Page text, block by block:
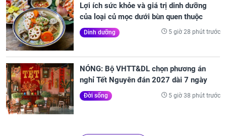
Lợi ích sức khỏe và giá trị dinh dưỡng
của loại củ mọc dưới bùn quen thuộc
Dinh dưỡng 5 giờ 28 phút trước
NÓNG: Bộ VHTT&DL chọn phương án
nghỉ Tết Nguyên đán 2027 dài 7 ngày
Đời sống 5 giờ 38 phút trước